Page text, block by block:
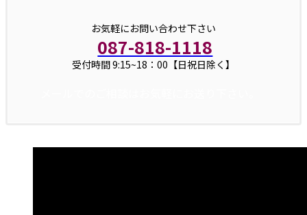
お気軽にお問い合わせ下さい
087-818-1118
受付時間 9:15~18：00【日祝日除く】